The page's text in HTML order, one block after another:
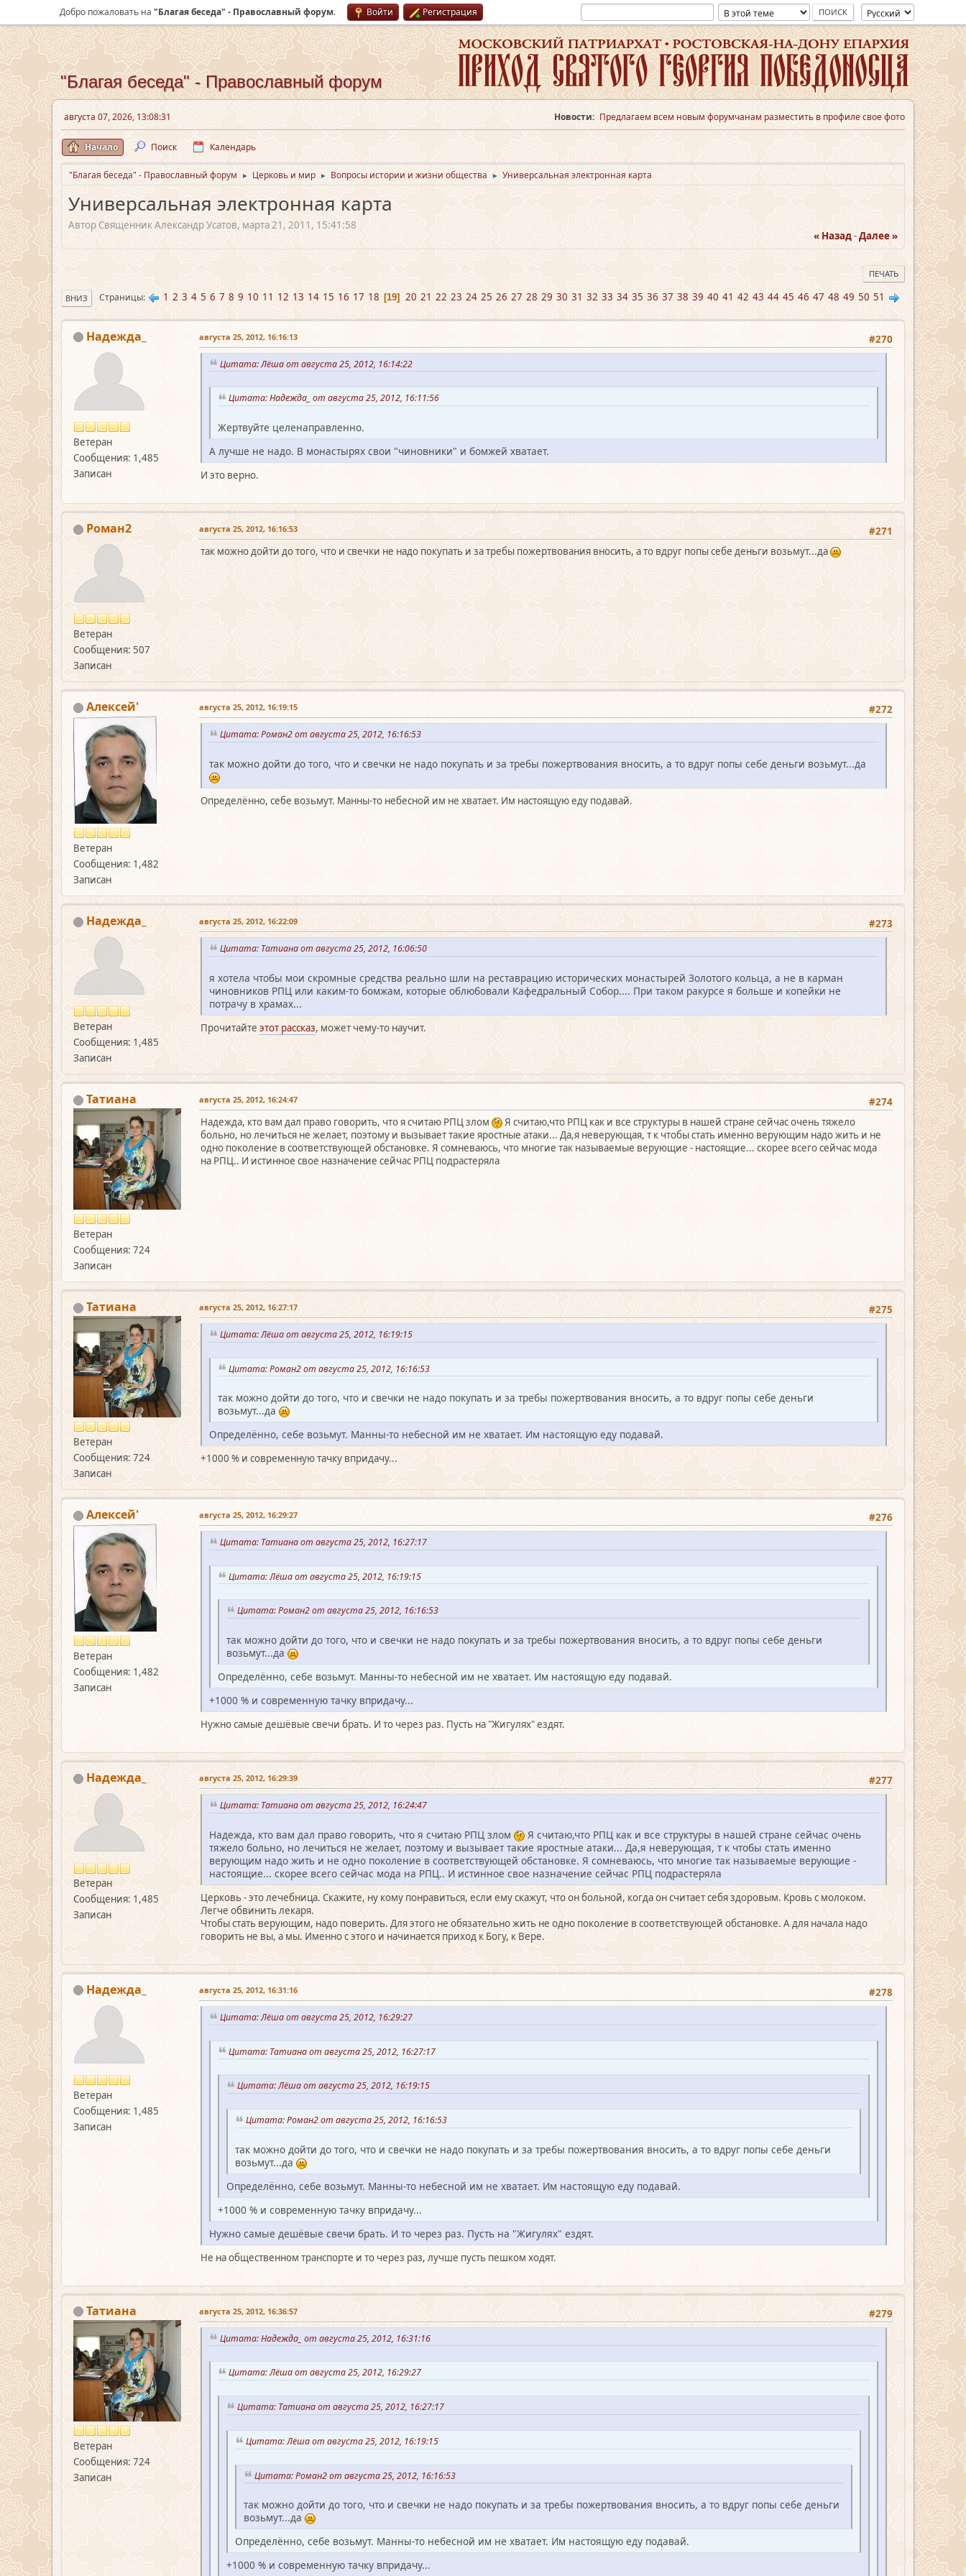
Добро пожаловать на "Благая беседа" - Православный форум. Войти Регистрация
"Благая беседа" - Православный форум
августа 07, 2026, 13:08:31 Новости: Предлагаем всем новым форумчанам разместить в профиле свое фото
Начало Поиск Календарь
"Благая беседа" - Православный форум ► Церковь и мир ► Вопросы истории и жизни общества ► Универсальная электронная карта
Универсальная электронная карта
Автор Священник Александр Усатов, марта 21, 2011, 15:41:58
« Назад-Далее »
ПЕЧАТЬ
ВНИЗ Страницы 1 2 3 4 5 6 7 8 9 10 11 12 13 14 15 16 17 18 19 20 21 22 23 24 25 26 27 28 29 30 31 32 33 34 35 36 37 38 39 40 41 42 43 44 45 46 47 48 49 50 51
Надежда_
Ветеран
Сообщения: 1,485
Записан
#270
августа 25, 2012, 16:16:13
Цитата: Лёша от августа 25, 2012, 16:14:22
Цитата: Надежда_ от августа 25, 2012, 16:11:56
Жертвуйте целенаправленно.
А лучше не надо. В монастырях свои "чиновники" и бомжей хватает.
И это верно.
Роман2
Ветеран
Сообщения: 507
Записан
#271
августа 25, 2012, 16:16:53
так можно дойти до того, что и свечки не надо покупать и за требы пожертвования вносить, а то вдруг попы себе деньги возьмут...да
Алексей'
Ветеран
Сообщения: 1,482
Записан
#272
августа 25, 2012, 16:19:15
Цитата: Роман2 от августа 25, 2012, 16:16:53
так можно дойти до того, что и свечки не надо покупать и за требы пожертвования вносить, а то вдруг попы себе деньги возьмут...да
Определённо, себе возьмут. Манны-то небесной им не хватает. Им настоящую еду подавай.
Надежда_
Ветеран
Сообщения: 1,485
Записан
#273
августа 25, 2012, 16:22:09
Цитата: Татиана от августа 25, 2012, 16:06:50
я хотела чтобы мои скромные средства реально шли на реставрацию исторических монастырей Золотого кольца, а не в карман
чиновников РПЦ или каким-то бомжам, которые облюбовали Кафедральный Собор.... При таком ракурсе я больше и копейки не
потрачу в храмах...
Прочитайте этот рассказ, может чему-то научит.
Татиана
Ветеран
Сообщения: 724
Записан
#274
августа 25, 2012, 16:24:47
Надежда, кто вам дал право говорить, что я считаю РПЦ злом
Я считаю,что РПЦ как и все структуры в нашей стране сейчас очень тяжело
больно, но лечиться не желает, поэтому и вызывает такие яростные атаки... Да,я неверующая, т к чтобы стать именно верующим надо жить и не
одно поколение в соответствующей обстановке. Я сомневаюсь, что многие так называемые верующие - настоящие... скорее всего сейчас мода
на РПЦ.. И истинное свое назначение сейчас РПЦ подрастеряла
Татиана
Ветеран
Сообщения: 724
Записан
#275
августа 25, 2012, 16:27:17
Цитата: Лёша от августа 25, 2012, 16:19:15
Цитата: Роман2 от августа 25, 2012, 16:16:53
так можно дойти до того, что и свечки не надо покупать и за требы пожертвования вносить, а то вдруг попы себе деньги
возьмут...да
Определённо, себе возьмут. Манны-то небесной им не хватает. Им настоящую еду подавай.
+1000 % и современную тачку впридачу...
Алексей'
Ветеран
Сообщения: 1,482
Записан
#276
августа 25, 2012, 16:29:27
Цитата: Татиана от августа 25, 2012, 16:27:17
Цитата: Лёша от августа 25, 2012, 16:19:15
Цитата: Роман2 от августа 25, 2012, 16:16:53
так можно дойти до того, что и свечки не надо покупать и за требы пожертвования вносить, а то вдруг попы себе деньги
возьмут...да
Определённо, себе возьмут. Манны-то небесной им не хватает. Им настоящую еду подавай.
+1000 % и современную тачку впридачу...
Нужно самые дешёвые свечи брать. И то через раз. Пусть на "Жигулях" ездят.
Надежда_
Ветеран
Сообщения: 1,485
Записан
#277
августа 25, 2012, 16:29:39
Цитата: Татиана от августа 25, 2012, 16:24:47
Надежда, кто вам дал право говорить, что я считаю РПЦ злом
Я считаю,что РПЦ как и все структуры в нашей стране сейчас очень
тяжело больно, но лечиться не желает, поэтому и вызывает такие яростные атаки... Да,я неверующая, т к чтобы стать именно
верующим надо жить и не одно поколение в соответствующей обстановке. Я сомневаюсь, что многие так называемые верующие -
настоящие... скорее всего сейчас мода на РПЦ.. И истинное свое назначение сейчас РПЦ подрастеряла
Церковь - это лечебница. Скажите, ну кому понравиться, если ему скажут, что он больной, когда он считает себя здоровым. Кровь с молоком.
Легче обвинить лекаря.
Чтобы стать верующим, надо поверить. Для этого не обязательно жить не одно поколение в соответствующей обстановке. А для начала надо
говорить не вы, а мы. Именно с этого и начинается приход к Богу, к Вере.
Надежда_
Ветеран
Сообщения: 1,485
Записан
#278
августа 25, 2012, 16:31:16
Цитата: Лёша от августа 25, 2012, 16:29:27
Цитата: Татиана от августа 25, 2012, 16:27:17
Цитата: Лёша от августа 25, 2012, 16:19:15
Цитата: Роман2 от августа 25, 2012, 16:16:53
так можно дойти до того, что и свечки не надо покупать и за требы пожертвования вносить, а то вдруг попы себе деньги
возьмут...да
Определённо, себе возьмут. Манны-то небесной им не хватает. Им настоящую еду подавай.
+1000 % и современную тачку впридачу...
Нужно самые дешёвые свечи брать. И то через раз. Пусть на "Жигулях" ездят.
Не на общественном транспорте и то через раз, лучше пусть пешком ходят.
Татиана
Ветеран
Сообщения: 724
Записан
#279
августа 25, 2012, 16:36:57
Цитата: Надежда_ от августа 25, 2012, 16:31:16
Цитата: Лёша от августа 25, 2012, 16:29:27
Цитата: Татиана от августа 25, 2012, 16:27:17
Цитата: Лёша от августа 25, 2012, 16:19:15
Цитата: Роман2 от августа 25, 2012, 16:16:53
так можно дойти до того, что и свечки не надо покупать и за требы пожертвования вносить, а то вдруг попы себе деньги
возьмут...да
Определённо, себе возьмут. Манны-то небесной им не хватает. Им настоящую еду подавай.
+1000 % и современную тачку впридачу...